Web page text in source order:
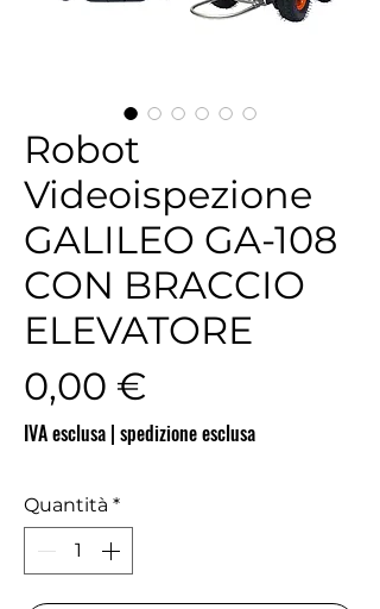
Robot
Videoispezione
GALILEO GA-108
CON BRACCIO
ELEVATORE
0,00 €
IVA esclusa | spedizione esclusa
Quantità *